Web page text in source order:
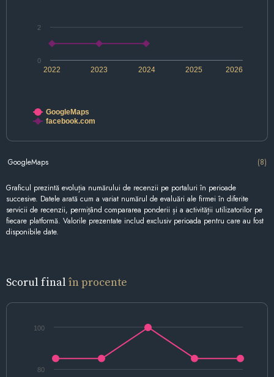
2022 2024 2026
2023 2025
0
2
GoogleMaps
facebook.com
GoogleMaps (8)
Graficul prezintă evoluția numărului de recenzii pe portaluri în perioade
succesive. Datele arată cum a variat numărul de evaluări ale firmei în diferite
servicii de recenzii, permițând compararea ponderii și a activității utilizatorilor pe
fiecare platformă. Valorile prezentate includ exclusiv perioada pentru care au fost
disponibile date.
Scorul final în procente
80
100